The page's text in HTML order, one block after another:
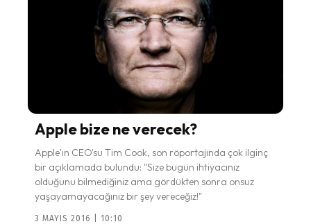
Apple bize ne verecek?
Apple'ın CEO'su Tim Cook, son röportajında çok ilginç
bir açıklamada bulundu: "Size bugün ihtiyacınız
olduğunu bilmediğiniz ama gördükten sonra onsuz
yaşayamayacağınız bir şey vereceğiz!"
3 MAYIS 2016 | 10:10